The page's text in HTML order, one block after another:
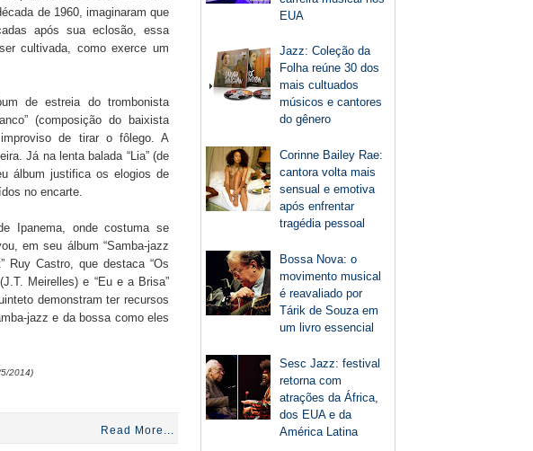
de 1960, imaginaram que
após sua eclosão, essa
cultivada, como exerce um
de estreia do trombonista
(composição do baixista
de tirar o fôlego. A
Já na lenta balada “Lia” (de
álbum justifica os elogios de
no encarte.
Ipanema, onde costuma se
em seu álbum “Samba-jazz
Ruy Castro, que destaca “Os
Meirelles) e “Eu e a Brisa”
demonstram ter recursos
jazz e da bossa como eles
2014)
Read More...
EUA
Jazz: Coleção da
Folha reúne 30 dos
mais cultuados
músicos e cantores
do gênero
Corinne Bailey Rae:
cantora volta mais
sensual e emotiva
após enfrentar
tragédia pessoal
Bossa Nova: o
movimento musical
é reavaliado por
Tárik de Souza em
um livro essencial
Sesc Jazz: festival
retorna com
atrações da África,
dos EUA e da
América Latina